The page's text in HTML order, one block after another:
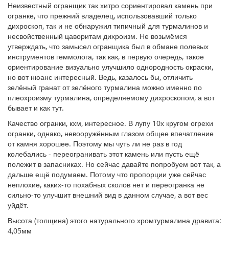
Неизвестный огранщик так хитро сориентировал камень при
огранке, что прежний владелец, использовавший только
дихроскоп, так и не обнаружил типичный для турмалинов и
несвойственный цаворитам дихроизм. Не возьмёмся
утверждать, что замысел огранщика был в обмане полевых
инструментов геммолога, так как, в первую очередь, такое
ориентирование визуально улучшило однородность окраски,
но вот нюанс интересный. Ведь, казалось бы, отличить
зелёный гранат от зелёного турмалина можно именно по
плеохроизму турмалина, определяемому дихроскопом, а вот
бывает и как тут.
Качество огранки, кхм, интересное. В лупу 10х кругом огрехи
огранки, однако, невооружённым глазом общее впечатление
от камня хорошее. Поэтому мы чуть ли не раз в год
колебались - переогранивать этот камень или пусть ещё
полежит в запасниках. Но сейчас давайте попробуем вот так, а
дальше ещё подумаем. Потому что пропорции уже сейчас
неплохие, каких-то похабных сколов нет и переогранка не
сильно-то улучшит внешний вид в данном случае, а вот вес
уйдёт.
Высота (толщина) этого натурального хромтурмалина дравита:
4,05мм